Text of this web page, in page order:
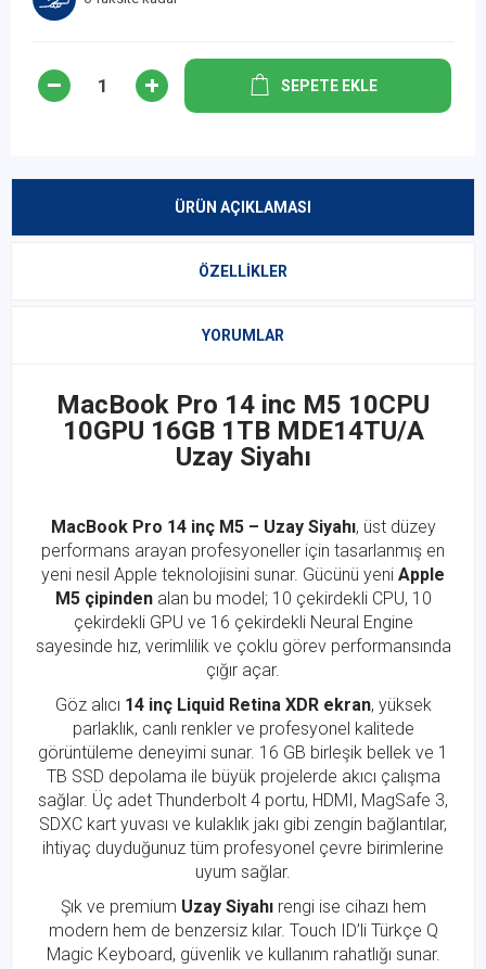
SEPETE EKLE
ÜRÜN AÇIKLAMASI
ÖZELLIKLER
YORUMLAR
MacBook Pro 14 inc M5 10CPU
10GPU 16GB 1TB MDE14TU/A
Uzay Siyahı
MacBook Pro 14 inç M5 – Uzay Siyahı, üst düzey
performans arayan profesyoneller için tasarlanmış en
yeni nesil Apple teknolojisini sunar. Gücünü yeni Apple
M5 çipindenalan bu model; 10 çekirdekli CPU, 10
çekirdekli GPU ve 16 çekirdekli Neural Engine
sayesinde hız, verimlilik ve çoklu görev performansında
çığır açar.
Göz alıcı 14 inç Liquid Retina XDR ekran, yüksek
parlaklık, canlı renkler ve profesyonel kalitede
görüntüleme deneyimi sunar. 16 GB birleşik bellek ve 1
TB SSD depolama ile büyük projelerde akıcı çalışma
sağlar. Üç adet Thunderbolt 4 portu, HDMI, MagSafe 3,
SDXC kart yuvası ve kulaklık jakı gibi zengin bağlantılar,
ihtiyaç duyduğunuz tüm profesyonel çevre birimlerine
uyum sağlar.
Şık ve premium Uzay Siyahırengi ise cihazı hem
modern hem de benzersiz kılar. Touch ID’li Türkçe Q
Magic Keyboard, güvenlik ve kullanım rahatlığı sunar.